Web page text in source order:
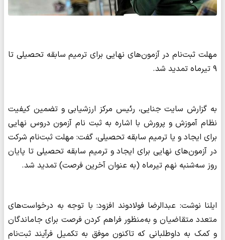
مهلت ثبت‌نام در آزمون‌های نهایی برای ترمیم سابقه تحصیلی تا
۹ تیرماه تمدید شد.
به گزارش سایت جنایی، رئیس مرکز ارزشیابی و تضمین کیفیت
نظام آموزش و پرورش با اشاره به ثبت نام آزمون دروس نهایی
برای ایجاد و یا ترمیم سابقه تحصیلی، گفت: مهلت ثبت‌نام شرکت
در آزمون‌های نهایی برای ایجاد و ترمیم سابقه تحصیلی تا پایان
روز سه‌شنبه نهم تیرماه (به عنوان آخرین فرصت) تمدید شد.
ایلنا نوشت: عبدالرضا فولادوند افزود: با توجه به درخواست‌های
متعدد متقاضیان و به‌منظور فراهم کردن فرصت برای جاماندگان
و کمک به داوطلبانی که تاکنون موفق به تکمیل فرآیند ثبت‌نام